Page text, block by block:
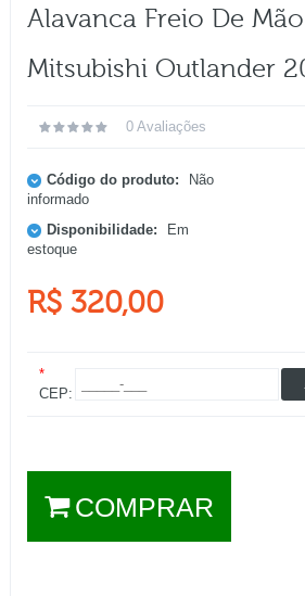
Alavanca Freio De
Mitsubishi Outlander
0 Avaliações
Código do produto:
Não
informado
Disponibilidade:
Em
estoque
R$ 320,00
*
CEP:
COMPRAR